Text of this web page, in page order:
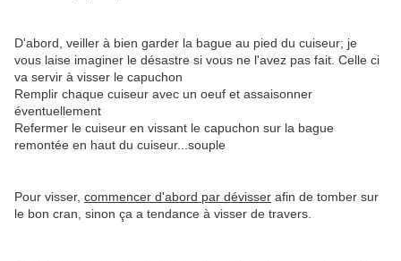
D'abord, veiller à bien garder la bague au pied du cuiseur; je
vous laise imaginer le désastre si vous ne l'avez pas fait. Celle ci
va servir à visser le capuchon
Remplir chaque cuiseur avec un oeuf et assaisonner
éventuellement
Refermer le cuiseur en vissant le capuchon sur la bague
remontée en haut du cuiseur...souple
Pour visser, commencer d'abord par dévisser afin de tomber sur
le bon cran, sinon ça a tendance à visser de travers.